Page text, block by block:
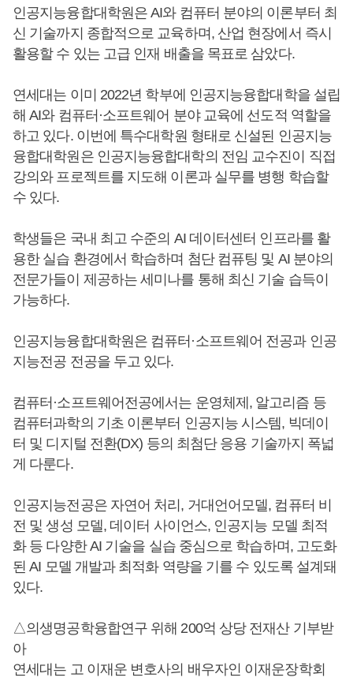
인공지능융합대학원은 AI와 컴퓨터 분야의 이론부터 최
신 기술까지 종합적으로 교육하며, 산업 현장에서 즉시
활용할 수 있는 고급 인재 배출을 목표로 삼았다.
연세대는 이미 2022년 학부에 인공지능융합대학을 설립
해 AI와 컴퓨터·소프트웨어 분야 교육에 선도적 역할을
하고 있다. 이번에 특수대학원 형태로 신설된 인공지능
융합대학원은 인공지능융합대학의 전임 교수진이 직접
강의와 프로젝트를 지도해 이론과 실무를 병행 학습할
수 있다.
학생들은 국내 최고 수준의 AI 데이터센터 인프라를 활
용한 실습 환경에서 학습하며 첨단 컴퓨팅 및 AI 분야의
전문가들이 제공하는 세미나를 통해 최신 기술 습득이
가능하다.
인공지능융합대학원은 컴퓨터·소프트웨어 전공과 인공
지능전공 전공을 두고 있다.
컴퓨터·소프트웨어전공에서는 운영체제, 알고리즘 등
컴퓨터과학의 기초 이론부터 인공지능 시스템, 빅데이
터 및 디지털 전환(DX) 등의 최첨단 응용 기술까지 폭넓
게 다룬다.
인공지능전공은 자연어 처리, 거대언어모델, 컴퓨터 비
전 및 생성 모델, 데이터 사이언스, 인공지능 모델 최적
화 등 다양한 AI 기술을 실습 중심으로 학습하며, 고도화
된 AI 모델 개발과 최적화 역량을 기를 수 있도록 설계돼
있다.
△의생명공학융합연구 위해 200억 상당 전재산 기부받
아
연세대는 고 이재운 변호사의 배우자인 이재운장학회